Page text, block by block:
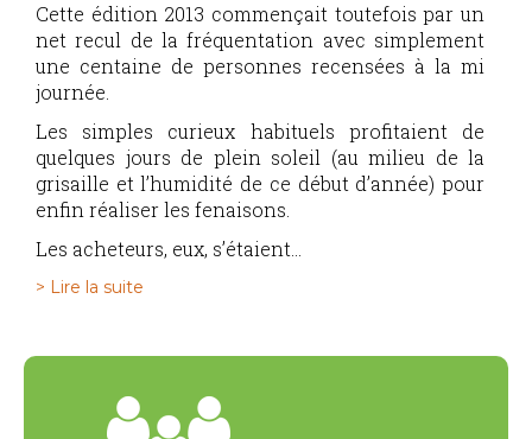
Cette édition 2013 commençait toutefois par un
net recul de la fréquentation avec simplement
une centaine de personnes recensées à la mi
journée.
Les simples curieux habituels profitaient de
quelques jours de plein soleil (au milieu de la
grisaille et l’humidité de ce début d’année) pour
enfin réaliser les fenaisons.
Les acheteurs, eux, s’étaient...
> Lire la suite